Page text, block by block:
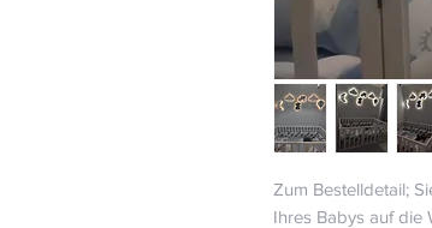
Zum Bestelldetail;
Ihres Babys auf die